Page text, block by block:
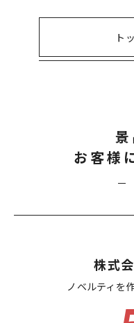
ト
お客様
株式
ノベルティを